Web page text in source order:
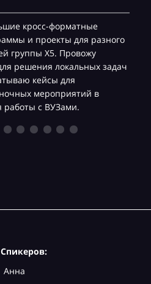
кросс-форматные
и проекты для разного
группы Х5. Провожу
решения локальных задач
кейсы для
мероприятий в
работы с ВУЗами.
Анна